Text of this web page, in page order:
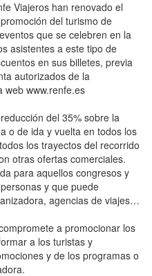
Viajeros han renovado el
del turismo de
que se celebren en la
asistentes a este tipo de
en sus billetes, previa
autorizados de la
web www.renfe.es
del 35% sobre la
o de ida y vuelta en todos los
los trayectos del recorrido
otras ofertas comerciales.
para aquellos congresos y
y que puede
agencias de viajes…
a promocionar los
a los turistas y
y de los programas o